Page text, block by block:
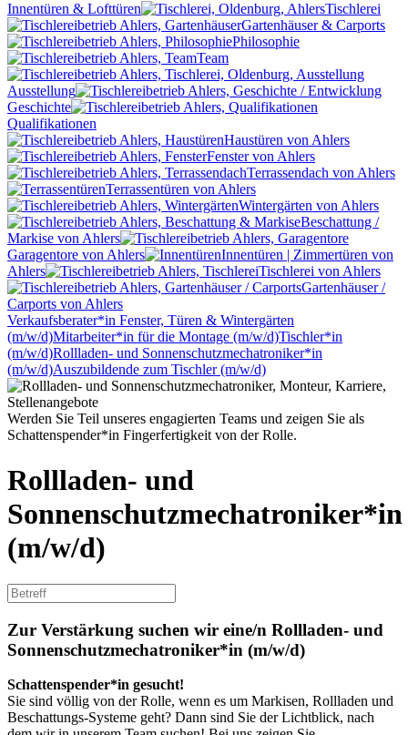
Innentüren & Lofttüren
Tischlerei
Gartenhäuser & Carports
Philosophie
Team
Ausstellung
Geschichte
Qualifikationen
Haustüren von Ahlers
Fenstervon Ahlers
Terrassendach von Ahlers
Terrassentüren von Ahlers
Wintergärten von Ahlers
Beschattung /
Markise von Ahlers
Garagentore von Ahlers Innentüren | Zimmertüren von
Ahlers
Tischlerei von Ahlers
Gartenhäuser /
Carports von Ahlers
Verkaufsberater*in Fenster, Türen & Wintergärten
(m/w/d)Mitarbeiter*in für die Montage (m/w/d)Tischler*in
(m/w/d)Rollladen- und Sonnenschutzmechatroniker*in
(m/w/d)Auszubildende zum Tischler (m/w/d)
Werden Sie Teil unseres engagierten Teams und zeigen Sie als
Schattenspender*in Fingerfertigkeit von der Rolle.
Rollladen- und
Sonnenschutzmechatroniker*in
(m/w/d)
Zur Verstärkung suchen wir eine/n Rollladen- und
Sonnenschutzmechatroniker*in (m/w/d)
Schattenspender*in gesucht!
Sie sind völlig von der Rolle, wenn es um Markisen, Rollladen und
Beschattungs-Systeme geht? Dann sind Sie der Lichtblick, nach